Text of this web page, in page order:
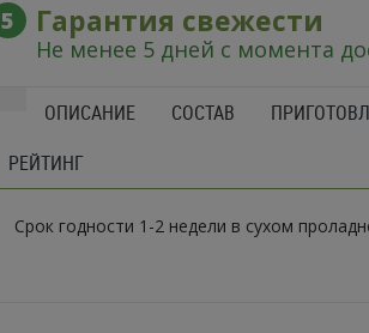
5 Гарантия свежести
Не менее 5 дней с момента
ОПИСАНИЕ СОСТАВ
РЕЙТИНГ
Срок годности 1-2 недели в сухом